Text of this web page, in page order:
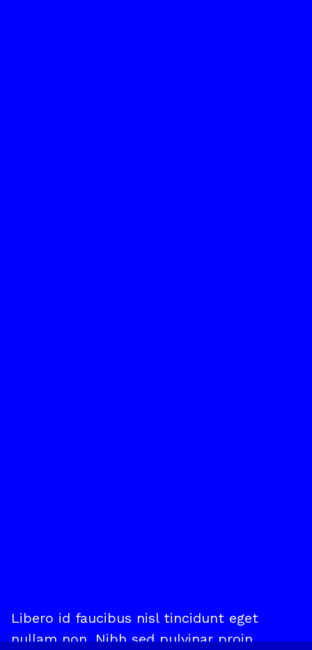
Libero id faucibus nisl tincidunt eget
nullam non. Nibh sed pulvinar proin